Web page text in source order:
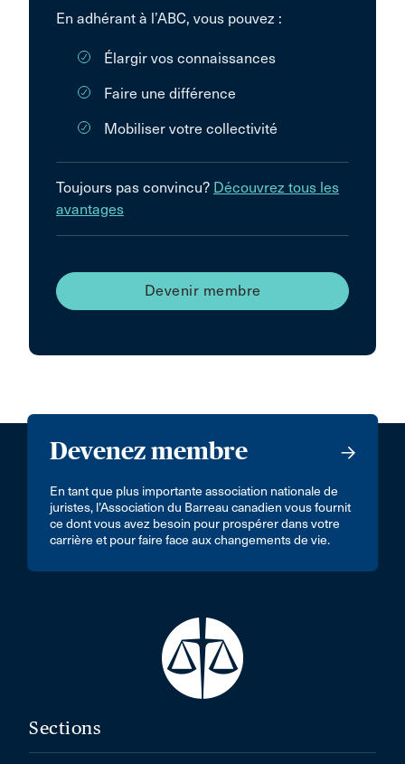
En adhérant à l’ABC, vous pouvez :
Élargir vos connaissances
Faire une différence
Mobiliser votre collectivité
Toujours pas convincu? Découvrez tous les
avantages
Devenir membre
Devenez membre
En tant que plus importante association nationale de
juristes, l’Association du Barreau canadien vous fournit
ce dont vous avez besoin pour prospérer dans votre
carrière et pour faire face aux changements de vie.
Sections